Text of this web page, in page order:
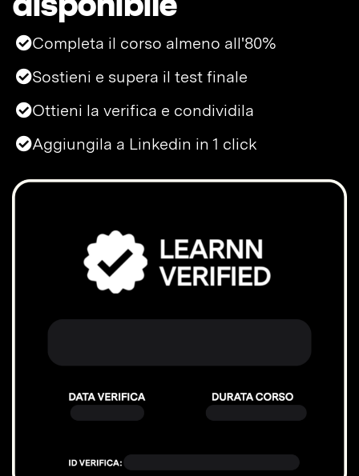
Completa il corso almeno all'80%
Sostieni e supera il test finale
Ottieni la verifica e condividila
Aggiungila a Linkedin in 1 click